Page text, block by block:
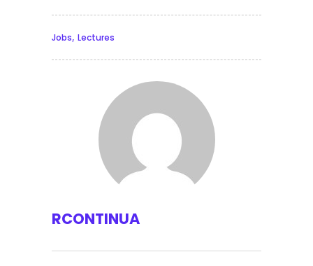
Jobs, Lectures
RCONTINUA